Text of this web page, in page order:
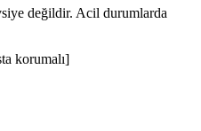
değildir. Acil durumlarda
korumalı]